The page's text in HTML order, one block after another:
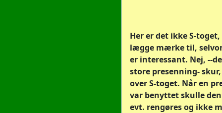
Her er det ikke S-
lægge mærke til,
er interessant. Nej, --
store presenning- skur,
over S-toget. Når en
var benyttet skulle
evt. rengøres og ikke